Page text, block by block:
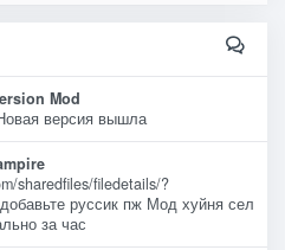
Mod
версия вышла
sharedfiles/filedetails/?
руссик пж Мод хуйня сел
за час